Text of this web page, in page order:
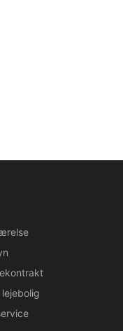
lejebolig